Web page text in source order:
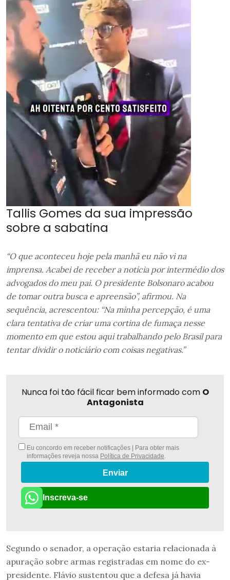
Tallis Gomes da sua impressão
sobre a sabatina
“O que aconteceu hoje pela manhã eu não vi na
imprensa. Acabei de receber a notícia por intermédio dos
advogados do meu pai. O presidente Bolsonaro acabou
de tomar outra busca e apreensão”, afirmou. Na
sequência, acrescentou: “Na minha percepção, é uma
clara tentativa de criar uma cortina de fumaça nesse
momento em que estou aqui trabalhando pelo Brasil para
tentar dividir o noticiário com coisas negativas.”
Nunca foi tão fácil ficar bem informado com O
Antagonista
Eu concordo em receber notificações | Para obter mais
informações reveja nossa Política de Privacidade
Enviar
Inscreva-se
Segundo o senador, a operação estaria relacionada à
apuração sobre armas registradas em nome do ex-
presidente. Flávio sustentou que a defesa já havia